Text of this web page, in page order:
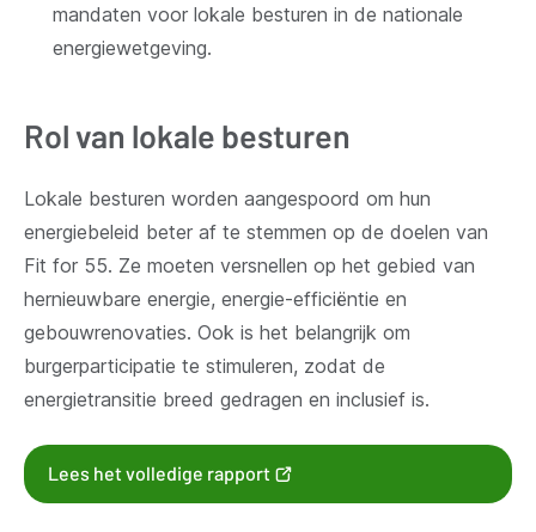
mandaten voor lokale besturen in de nationale
energiewetgeving.
Rol van lokale besturen
Lokale besturen worden aangespoord om hun
energiebeleid beter af te stemmen op de doelen van
Fit for 55. Ze moeten versnellen op het gebied van
hernieuwbare energie, energie-efficiëntie en
gebouwrenovaties. Ook is het belangrijk om
burgerparticipatie te stimuleren, zodat de
energietransitie breed gedragen en inclusief is.
Lees het volledige rapport
nieuw